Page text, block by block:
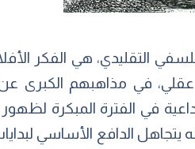
التقليدي، هي الفكر
في مذاهبهم الكبرى
في الفترة المبكرة
يتجاهل الدافع الأساسي